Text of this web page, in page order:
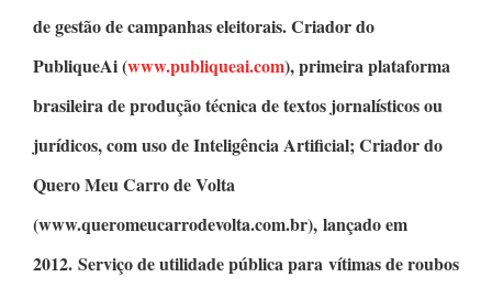
de gestão de campanhas eleitorais.Criador do
PubliqueAi(www.publiqueai.com), primeira plataforma
brasileira de produção técnica de textos jornalísticos ou
jurídicos, com uso de Inteligência Artificial;Criador do
Quero Meu Carro de Volta
(www.queromeucarrodevolta.com.br), lançado em
2012. Serviço de utilidade pública para vítimas de roubos